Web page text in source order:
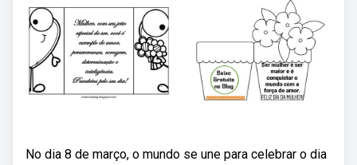
No dia 8 de março, o mundo se une para celebrar o dia